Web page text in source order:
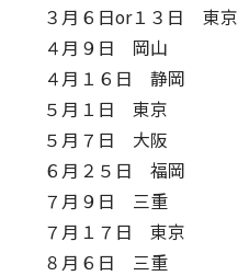
３月６日or１３日 東京
４月９日 岡山
４月１６日 静岡
５月１日 東京
５月７日 大阪
６月２５日 福岡
７月９日 三重
７月１７日 東京
８月６日 三重